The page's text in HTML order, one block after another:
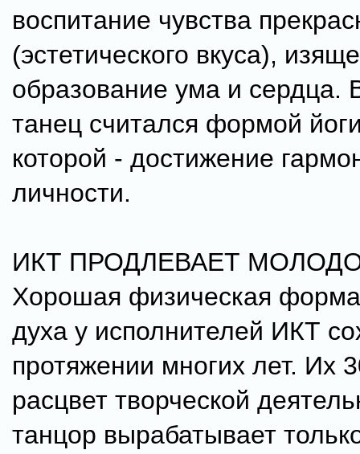
воспитание чувства
(эстетического вкуса),
образование ума и сердца.
танец считался формой
которой - достижение
личности.
ИКТ ПРОДЛЕВАЕТ
Хорошая физическая
духа у исполнителей ИКТ
протяжении многих лет. Их
расцвет творческой
танцор вырабатывает